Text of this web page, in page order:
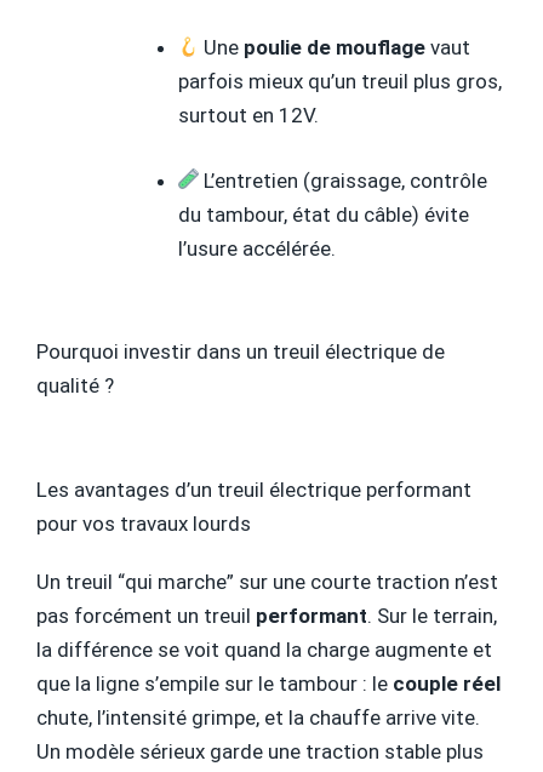
Une poulie de mouflagevaut
parfois mieux qu’un treuil plus gros,
surtout en 12V.
L’entretien (graissage, contrôle
du tambour, état du câble) évite
l’usure accélérée.
Pourquoi investir dans un treuil électrique de
qualité ?
Les avantages d’un treuil électrique performant
pour vos travaux lourds
Un treuil “qui marche” sur une courte traction n’est
pas forcément un treuil performant. Sur le terrain,
la différence se voit quand la charge augmente et
que la ligne s’empile sur le tambour : le couple réel
chute, l’intensité grimpe, et la chauffe arrive vite.
Un modèle sérieux garde une traction stable plus